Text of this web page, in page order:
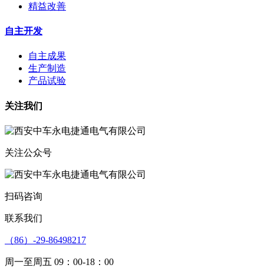
精益改善
自主开发
自主成果
生产制造
产品试验
关注我们
关注公众号
扫码咨询
联系我们
（86）-29-86498217
周一至周五 09：00-18：00